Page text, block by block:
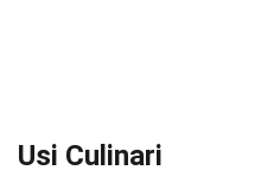
Usi Culinari